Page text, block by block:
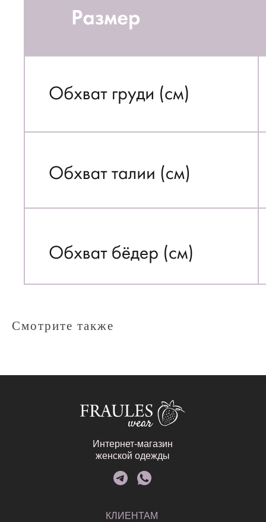
Смотрите также
Интернет-магазин
женской одежды
Категории
Каталог
КЛИЕНТАМ